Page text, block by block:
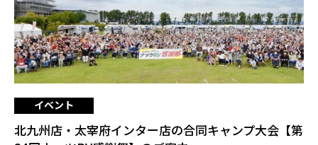
イベント
北九州店・太宰府インター店の合同キャンプ大会【第